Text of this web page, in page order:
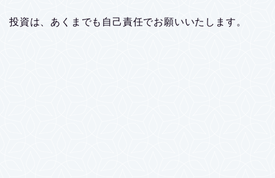
投資は、あくまでも自己責任でお願いいたします。